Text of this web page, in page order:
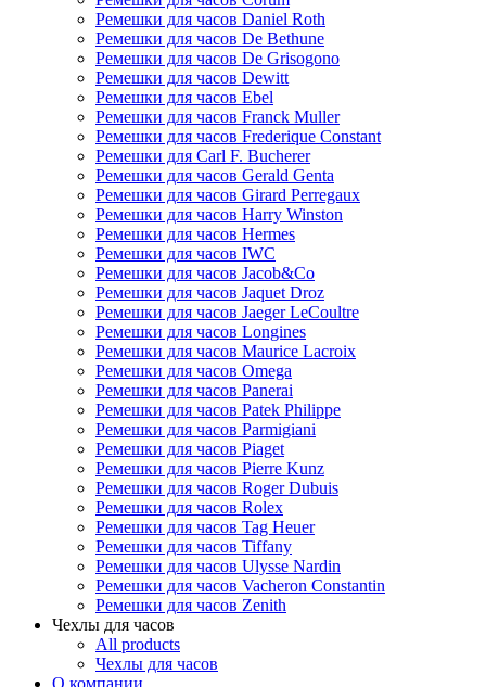
Ремешки для часов Daniel Roth
Ремешки для часов De Bethune
Ремешки для часов De Grisogono
Ремешки для часов Dewitt
Ремешки для часов Ebel
Ремешки для часов Franck Muller
Ремешки для часов Frederique Constant
Ремешки для Carl F. Bucherer
Ремешки для часов Gerald Genta
Ремешки для часов Girard Perregaux
Ремешки для часов Harry Winston
Ремешки для часов Hermes
Ремешки для часов IWC
Ремешки для часов Jacob&Co
Ремешки для часов Jaquet Droz
Ремешки для часов Jaeger LeCoultre
Ремешки для часов Longines
Ремешки для часов Maurice Lacroix
Ремешки для часов Omega
Ремешки для часов Panerai
Ремешки для часов Patek Philippe
Ремешки для часов Parmigiani
Ремешки для часов Piaget
Ремешки для часов Pierre Kunz
Ремешки для часов Roger Dubuis
Ремешки для часов Rolex
Ремешки для часов Tag Heuer
Ремешки для часов Tiffany
Ремешки для часов Ulysse Nardin
Ремешки для часов Vacheron Constantin
Ремешки для часов Zenith
Чехлы для часов
All products
Чехлы для часов
О компании